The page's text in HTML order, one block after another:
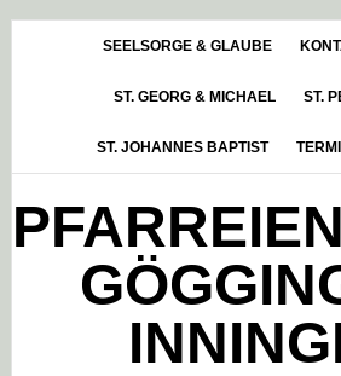
HauptsidebarSEELSORGE & GLAUBE
ST. GEORG & MICHAEL ST.
ST. JOHANNES BAPTIST